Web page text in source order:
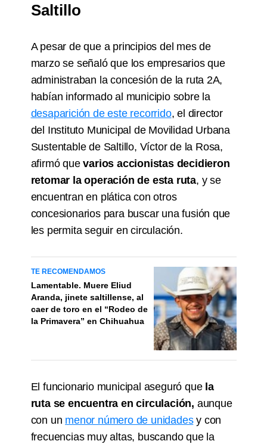
Saltillo
A pesar de que a principios del mes de
marzo se señaló que los empresarios que
administraban la concesión de la ruta 2A,
habían informado al municipio sobre la
desaparición de este recorrido, el director
del Instituto Municipal de Movilidad Urbana
Sustentable de Saltillo, Víctor de la Rosa,
afirmó quevarios accionistas decidieron
retomar la operación de esta ruta, y se
encuentran en plática con otros
concesionarios para buscar una fusión que
les permita seguir en circulación.
TE RECOMENDAMOS
Lamentable. Muere Eliud
Aranda, jinete saltillense, al
caer de toro en el “Rodeo de
la Primavera” en Chihuahua
El funcionario municipal aseguró que la
ruta se encuentra en circulación, aunque
con un menor número de unidades y con
frecuencias muy altas, buscando que la